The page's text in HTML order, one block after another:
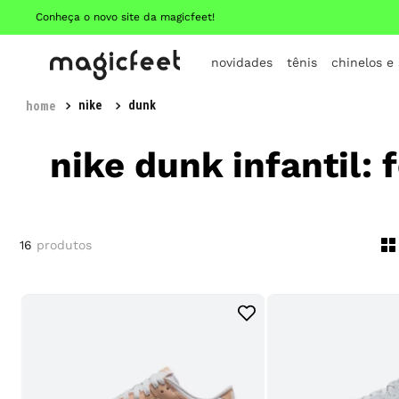
Conheça o novo site da magicfeet!
novidades tênis chinelos e
nike dunk
nike dunk infantil:
16 produtos